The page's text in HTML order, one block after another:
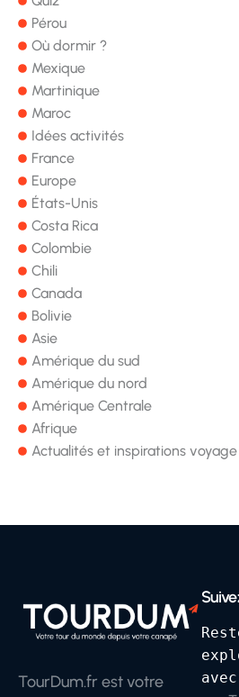
Pérou
Où dormir ?
Mexique
Martinique
Maroc
Idées activités
France
Europe
États-Unis
Costa Rica
Colombie
Chili
Canada
Bolivie
Asie
Amérique du sud
Amérique du nord
Amérique Centrale
Afrique
Actualités et inspirations voyage
TourDum.fr est votre